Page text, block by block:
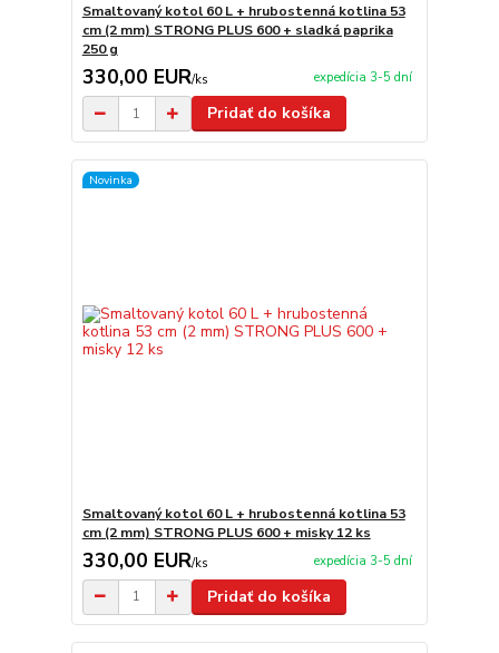
Smaltovaný kotol 60 L + hrubostenná kotlina 53
cm (2 mm) STRONG PLUS 600 + sladká paprika
250 g
330,00 EUR/ks expedícia 3-5 dní
Pridať do košíka
Novinka
Smaltovaný kotol 60 L + hrubostenná kotlina 53
cm (2 mm) STRONG PLUS 600 + misky 12 ks
330,00 EUR/ks expedícia 3-5 dní
Pridať do košíka